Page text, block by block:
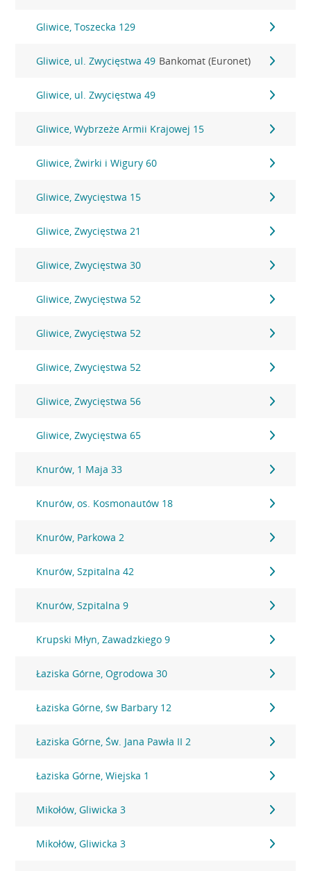
Gliwice, Toszecka 129
Gliwice, ul. Zwycięstwa 49 Bankomat (Euronet)
Gliwice, ul. Zwycięstwa 49
Gliwice, Wybrzeże Armii Krajowej 15
Gliwice, Żwirki i Wigury 60
Gliwice, Zwycięstwa 15
Gliwice, Zwycięstwa 21
Gliwice, Zwycięstwa 30
Gliwice, Zwycięstwa 52
Gliwice, Zwycięstwa 52
Gliwice, Zwycięstwa 52
Gliwice, Zwycięstwa 56
Gliwice, Zwycięstwa 65
Knurów, 1 Maja 33
Knurów, os. Kosmonautów 18
Knurów, Parkowa 2
Knurów, Szpitalna 42
Knurów, Szpitalna 9
Krupski Młyn, Zawadzkiego 9
Łaziska Górne, Ogrodowa 30
Łaziska Górne, św Barbary 12
Łaziska Górne, Św. Jana Pawła II 2
Łaziska Górne, Wiejska 1
Mikołów, Gliwicka 3
Mikołów, Gliwicka 3